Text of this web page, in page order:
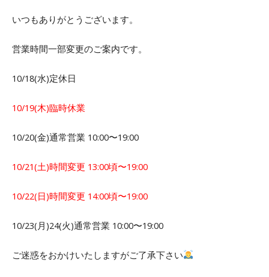
いつもありがとうございます。
営業時間一部変更のご案内です。
10/18(水)定休日
10/19(木)臨時休業
10/20(金)通常営業 10:00〜19:00
10/21(土)時間変更 13:00頃〜19:00
10/22(日)時間変更 14:00頃〜19:00
10/23(月)24(火)通常営業 10:00〜19:00
ご迷惑をおかけいたしますがご了承下さい